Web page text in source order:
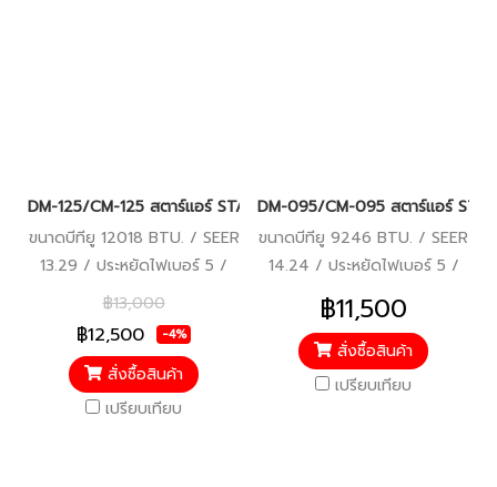
DM-125/CM-125 สตาร์แอร์ STAR AIRE FIXED SPEED R32
ขนาดบีทียู 12018 BTU. / SEER
13.29 / ประหยัดไฟเบอร์ 5 /
ราคารวมติดตั้งแล้ว*
฿13,000
฿12,500 -4%
สั่งซื้อสินค้า
เปรียบเทียบ
DM-095/CM-095 สตาร์แอร์
ขนาดบีทียู 9246 BTU. / SEER
14.24 / ประหยัดไฟเบอร์ 5 /
ราคารวมติดตั้งแล้ว*
฿11,500
สั่งซื้อสินค้า
เปรียบเทียบ